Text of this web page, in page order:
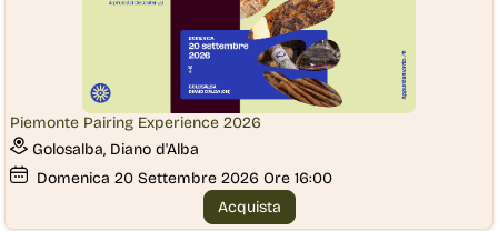
Piemonte Pairing Experience 2026
Golosalba, Diano d'Alba
Domenica 20 Settembre 2026 Ore 16:00
Acquista